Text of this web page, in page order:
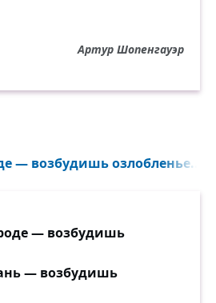
Артур Шопенгауэр
— возбудишь озлобленье...
— возбудишь
— возбудишь